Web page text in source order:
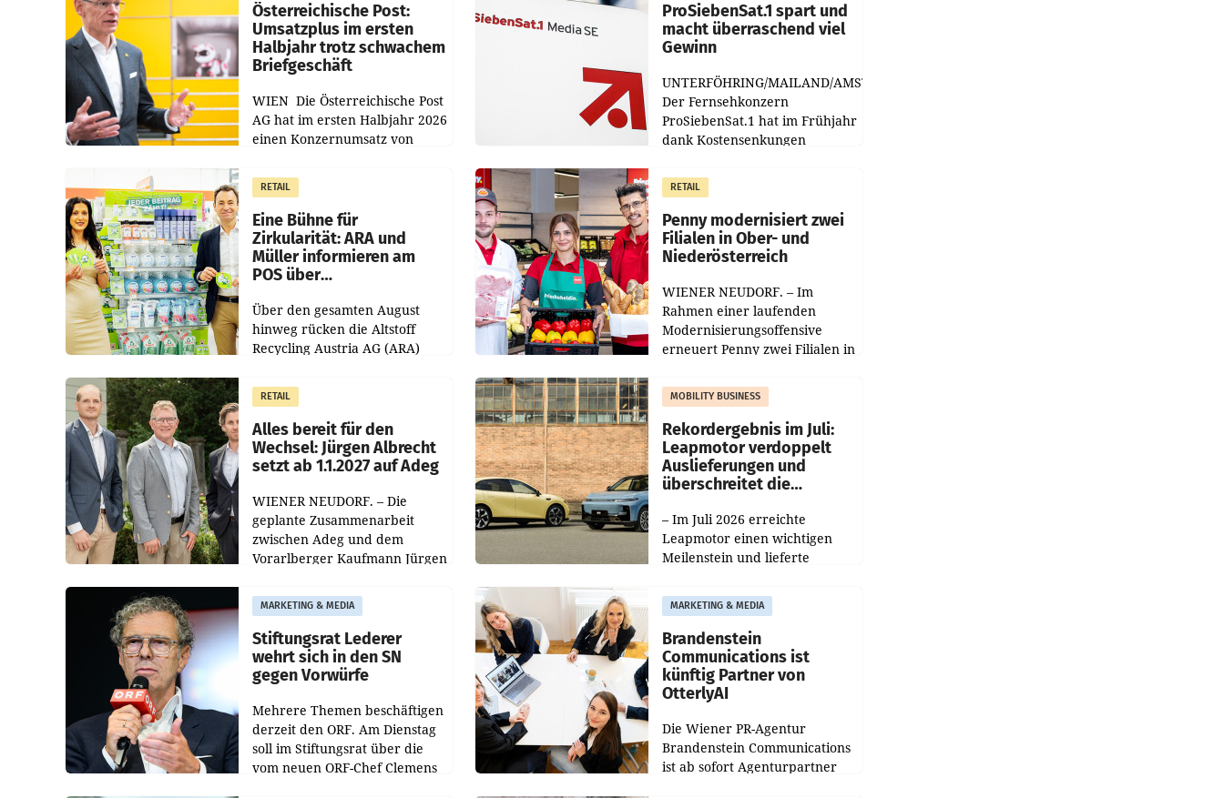
Österreichische Post:
Umsatzplus im ersten
Halbjahr trotz schwachem
Briefgeschäft
WIEN Die Österreichische Post
AG hat im ersten Halbjahr 2026
einen Konzernumsatz von
erwirtschaftet, was einem Plus
von 3,8 Prozent gegenüber
dem Vergleichszeitraum
ProSiebenSat.1 spart und
macht überraschend viel
Gewinn
UNTERFÖHRING/MAILAND/AMSTERDAM.
Der Fernsehkonzern
ProSiebenSat.1 hat im Frühjahr
dank Kostensenkungen
gemacht und die
Markterwartung deutlich
übertroffen.
RETAIL
Eine Bühne für
Zirkularität: ARA und
Müller informieren am
POS über
Über den gesamten August
hinweg rücken die Altstoff
Recycling Austria AG (ARA)
Müller die Initiative „Kreislauf-
Helden“ in allen
österreichischen Müller-Filialen
RETAIL
Penny modernisiert zwei
Filialen in Ober- und
Niederösterreich
WIENER NEUDORF. – Im
Rahmen einer laufenden
Modernisierungsoffensive
erneuert Penny zwei Filialen in
Die beiden Standorte liegen in
Haag sowie im rund
RETAIL
Alles bereit für den
Wechsel: Jürgen Albrecht
setzt ab 1.1.2027 auf Adeg
WIENER NEUDORF. – Die
geplante Zusammenarbeit
zwischen Adeg und dem
Vorarlberger Kaufmann Jürgen
freigegeben: Die
Bundeswettbewerbsbehörde
und der Bundeskartellanwalt
MOBILITY BUSINESS
Rekordergebnis im Juli:
Leapmotor verdoppelt
Auslieferungen und
überschreitet die
– Im Juli 2026 erreichte
Leapmotor einen wichtigen
Meilenstein und lieferte
aus, womit sich das Ergebnis
gegenüber Juli 2025 mehr als
verdoppelte (+102
MARKETING & MEDIA
Stiftungsrat Lederer
wehrt sich in den SN
gegen Vorwürfe
Mehrere Themen beschäftigen
derzeit den ORF. Am Dienstag
soll im Stiftungsrat über die
vom neuen ORF-Chef Clemens
MARKETING & MEDIA
Brandenstein
Communications ist
künftig Partner von
OtterlyAI
Die Wiener PR-Agentur
Brandenstein Communications
ist ab sofort Agenturpartner